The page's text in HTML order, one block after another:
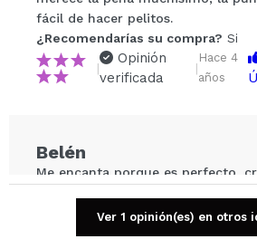
¿Recomendarías su compra?
5/
fácil de hacer pelitos.
¿Recomendarías su compra? Si
|
Opinión
verificada
|
Hace 4
años
Belén
Me encanta porque es perfecto,
¿Recomendarías su compra?Si
Ver 1 opinión(es) en otros